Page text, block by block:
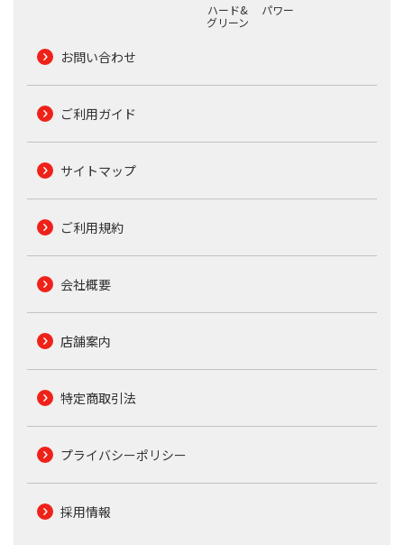
ハード&
グリーン
パワー
お問い合わせ
ご利用ガイド
サイトマップ
ご利用規約
会社概要
店舗案内
特定商取引法
プライバシーポリシー
採用情報